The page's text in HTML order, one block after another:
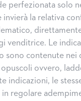
perfezionata solo
invierà la relativa
venditrice. Le
sono contenute nei
ovvero,
indicazioni, le
in regolare